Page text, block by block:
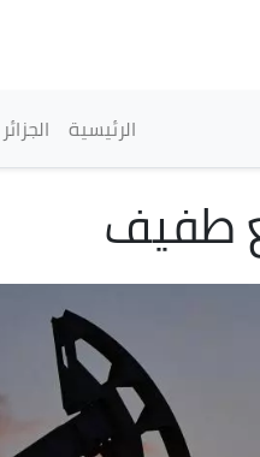
القائمة
الرئيسية الجزائر
طفيف